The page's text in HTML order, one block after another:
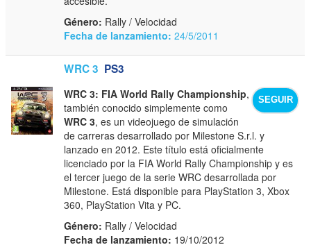
Género: Rally / Velocidad
Fecha de lanzamiento: 24/5/2011
WRC 3 PS3
SEGUIR
WRC 3: FIA World Rally Championship,
también conocido simplemente como
WRC 3, es un videojuego de simulación
de carreras desarrollado por Milestone S.r.l. y
lanzado en 2012. Este título está oficialmente
licenciado por la FIA World Rally Championship y es
el tercer juego de la serie WRC desarrollada por
Milestone. Está disponible para PlayStation 3, Xbox
360, PlayStation Vita y PC.
Género: Rally / Velocidad
Fecha de lanzamiento: 19/10/2012